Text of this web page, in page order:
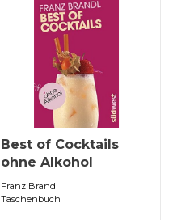
Best of Cocktails
ohne Alkohol
Franz Brandl
Taschenbuch